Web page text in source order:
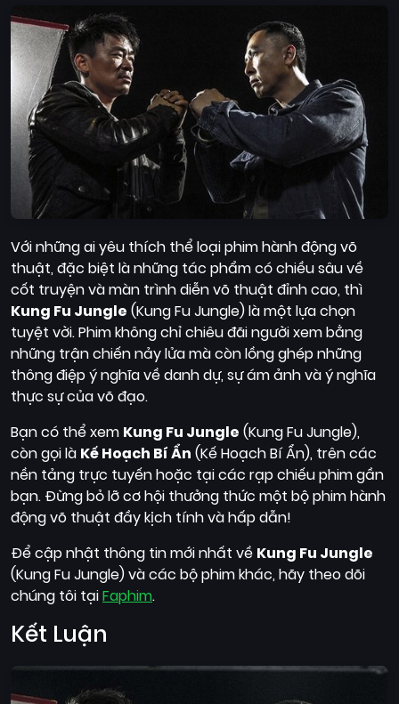
Với những ai yêu thích thể loại phim hành động võ
thuật, đặc biệt là những tác phẩm có chiều sâu về
cốt truyện và màn trình diễn võ thuật đỉnh cao, thì
Kung Fu Jungle (Kung Fu Jungle) là một lựa chọn
tuyệt vời. Phim không chỉ chiêu đãi người xem bằng
những trận chiến nảy lửa mà còn lồng ghép những
thông điệp ý nghĩa về danh dự, sự ám ảnh và ý nghĩa
thực sự của võ đạo.
Bạn có thể xem Kung Fu Jungle (Kung Fu Jungle),
còn gọi là Kế Hoạch Bí Ẩn (Kế Hoạch Bí Ẩn), trên các
nền tảng trực tuyến hoặc tại các rạp chiếu phim gần
bạn. Đừng bỏ lỡ cơ hội thưởng thức một bộ phim hành
động võ thuật đầy kịch tính và hấp dẫn!
Để cập nhật thông tin mới nhất về Kung Fu Jungle
(Kung Fu Jungle) và các bộ phim khác, hãy theo dõi
chúng tôi tạiFaphim.
Kết Luận